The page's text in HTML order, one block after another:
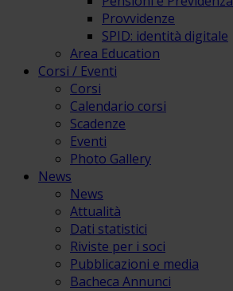
Provvidenze
SPID: identità digitale
Area Education
Corsi / Eventi
Corsi
Calendario corsi
Scadenze
Eventi
Photo Gallery
News
News
Attualità
Dati statistici
Riviste per i soci
Pubblicazioni e media
Bacheca Annunci